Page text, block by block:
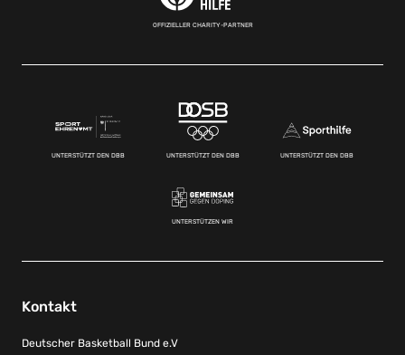
OFFIZIELLER CHARITY-PARTNER
UNTERSTÜTZT DEN DBB UNTERSTÜTZT DEN DBB UNTERSTÜTZT DEN DBB
UNTERSTÜTZEN WIR
Kontakt
Deutscher Basketball Bund e.V